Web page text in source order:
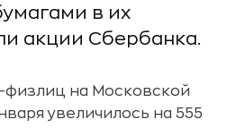
в их
акции Сбербанка.
физлиц на Московской
увеличилось на 555